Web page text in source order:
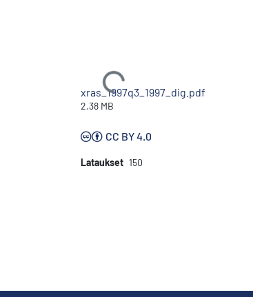
Ladataan...
xras_1997q3_1997_dig.pdf
2.38 MB
CC BY 4.0
Lataukset 150